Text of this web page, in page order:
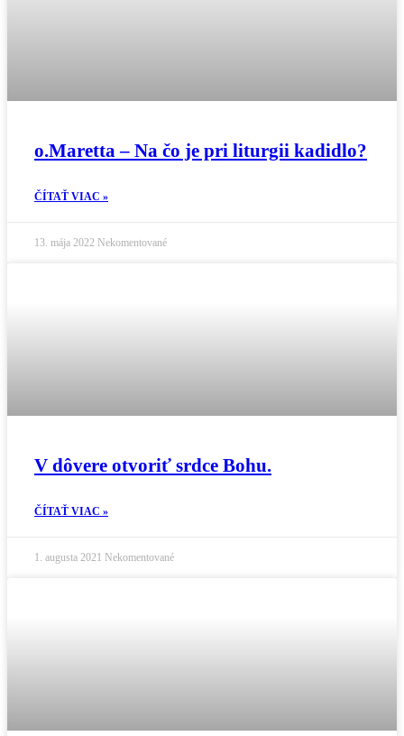
o.Maretta – Na čo je pri liturgii kadidlo?
ČÍTAŤ VIAC »
13. mája 2022 Nekomentované
V dôvere otvoriť srdce Bohu.
ČÍTAŤ VIAC »
1. augusta 2021 Nekomentované